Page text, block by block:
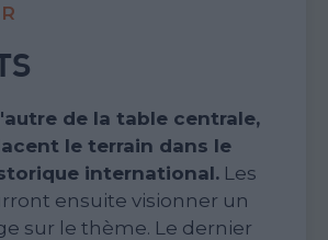
privilégié l’exposition
documents pour rendre
plus accessible et
»Thomas Fontaine,
de l'exposition